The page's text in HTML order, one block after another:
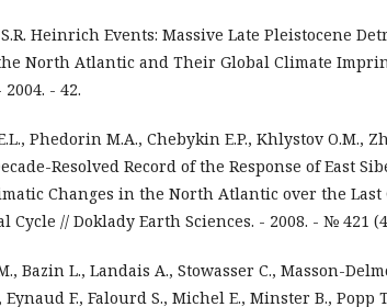
Heinrich Events: Massive Late Pleistocene
North Atlantic and Their Global Climate
- 42.
Phedorin M.A., Chebykin E.P., Khlystov O.M.,
Resolved Record of the Response of East
Changes in the North Atlantic over the Last
Cycle // Doklady Earth Sciences. - 2008. - № 421
Bazin L., Landais A., Stowasser C., Masson-
F., Falourd S., Michel E., Minster B., Popp